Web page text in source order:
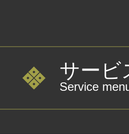
サービ
Service